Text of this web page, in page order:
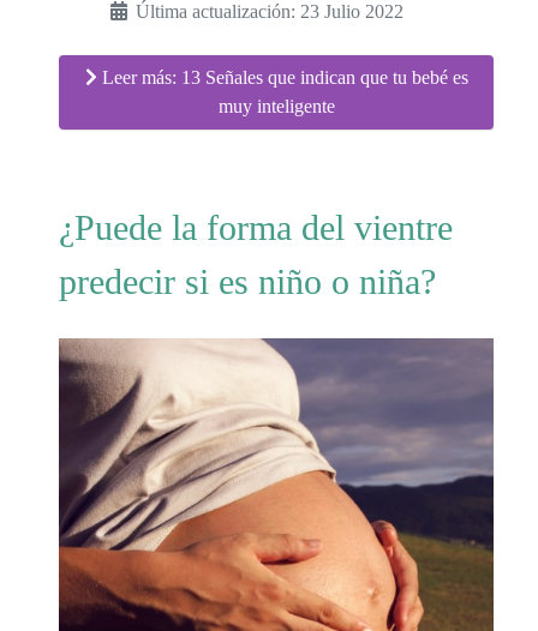
Última actualización: 23 Julio 2022
Leer más: 13 Señales que indican que tu bebé es
muy inteligente
¿Puede la forma del vientre
predecir si es niño o niña?